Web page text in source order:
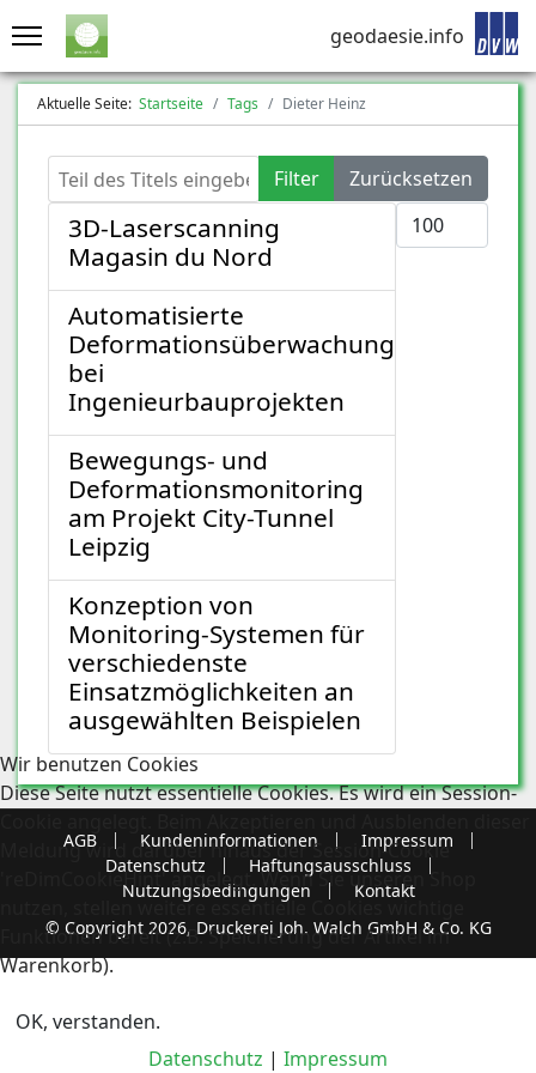
geodaesie.info
Aktuelle Seite: Startseite Tags Dieter Heinz
Teil des Titels eingeben Filter
Zurücksetzen
Anzeige #
3D-Laserscanning
Magasin du Nord
Automatisierte
Deformationsüberwachung
bei
Ingenieurbauprojekten
Bewegungs- und
Deformationsmonitoring
am Projekt City-Tunnel
Leipzig
Konzeption von
Monitoring-Systemen für
verschiedenste
Einsatzmöglichkeiten an
ausgewählten Beispielen
AGB Kundeninformationen
Impressum
Datenschutz
Haftungsausschluss
Nutzungsbedingungen
Kontakt
© Copyright 2026, Druckerei Joh. Walch GmbH & Co. KG
Wir benutzen Cookies
Diese Seite nutzt essentielle Cookies. Es wird ein Session-
Meldung wird darüber hinaus der Session-Cookie
'reDimCookieHint' angelegt. Wenn Sie unseren Shop
nutzen, stellen weitere essentielle Cookies wichtige
Funktionen bereit (z.B. Speicherung der Artikel im
Warenkorb).
OK, verstanden.
Datenschutz | Impressum